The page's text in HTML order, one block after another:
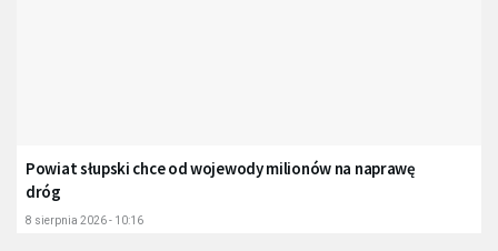
Powiat słupski chce od wojewody milionów na naprawę
dróg
8 sierpnia 2026 - 10:16